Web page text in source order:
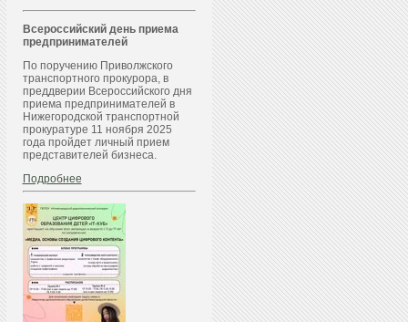
Всероссийский день приема
предпринимателей
По поручению Приволжского
транспортного прокурора, в
преддверии Всероссийского дня
приема предпринимателей в
Нижегородской транспортной
прокуратуре 11 ноября 2025
года пройдет личный прием
представителей бизнеса.
Подробнее